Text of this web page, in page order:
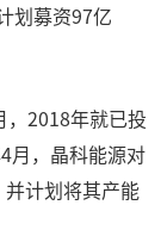
划募资97亿
2018年就已投
月，晶科能源对
计划将其产能